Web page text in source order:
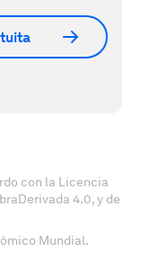
con la Licencia
4.0, y de
Mundial.